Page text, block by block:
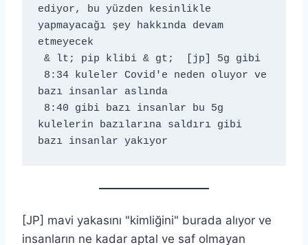
ediyor, bu yüzden kesinlikle
yapmayacağı şey hakkında devam
etmeyecek
& lt; pip klibi & gt;  [jp] 5g gibi
bazı insanlar aslında
kulelerin bazılarına saldırı gibi
bazı insanlar yakıyor
[JP] mavi yakasını "kimliğini" burada alıyor ve
insanların ne kadar aptal ve saf olmayan